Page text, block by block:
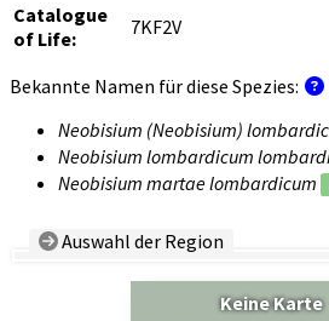
Catalogue
of Life:
7KF2V
Bekannte Namen für diese Spezies:
Neobisium (Neobisium)
Neobisium lombardicum
Neobisium martae lombardicum
Auswahl der Region
Keine Karte